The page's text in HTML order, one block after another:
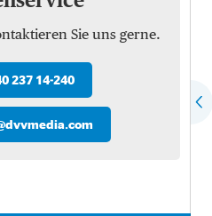
Sie uns gerne.
237 14-240
dvvmedia.com